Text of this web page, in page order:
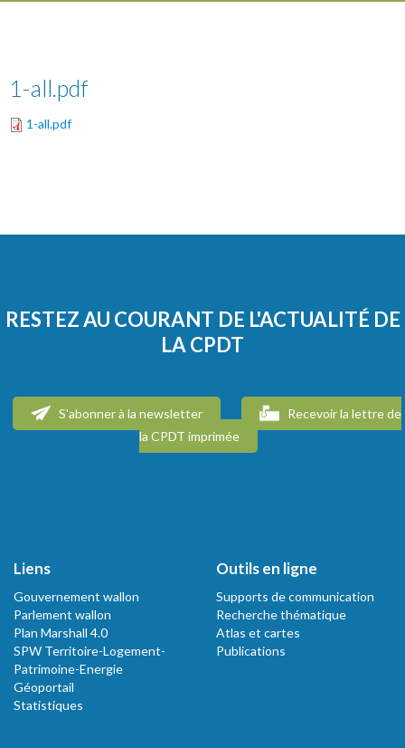
1-all.pdf
1-all.pdf
RESTEZ AU COURANT DE L'ACTUALITÉ DE
LA CPDT
S'abonner à la newsletter
Recevoir la lettre de
la CPDT imprimée
Liens
Gouvernement wallon
Parlement wallon
Plan Marshall 4.0
SPW Territoire-Logement-
Patrimoine-Energie
Géoportail
Statistiques
Outils en ligne
Supports de communication
Recherche thématique
Atlas et cartes
Publications